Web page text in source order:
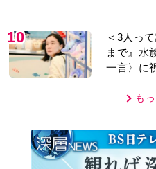
10
＜3人っ
まで』水
一言〉に
も